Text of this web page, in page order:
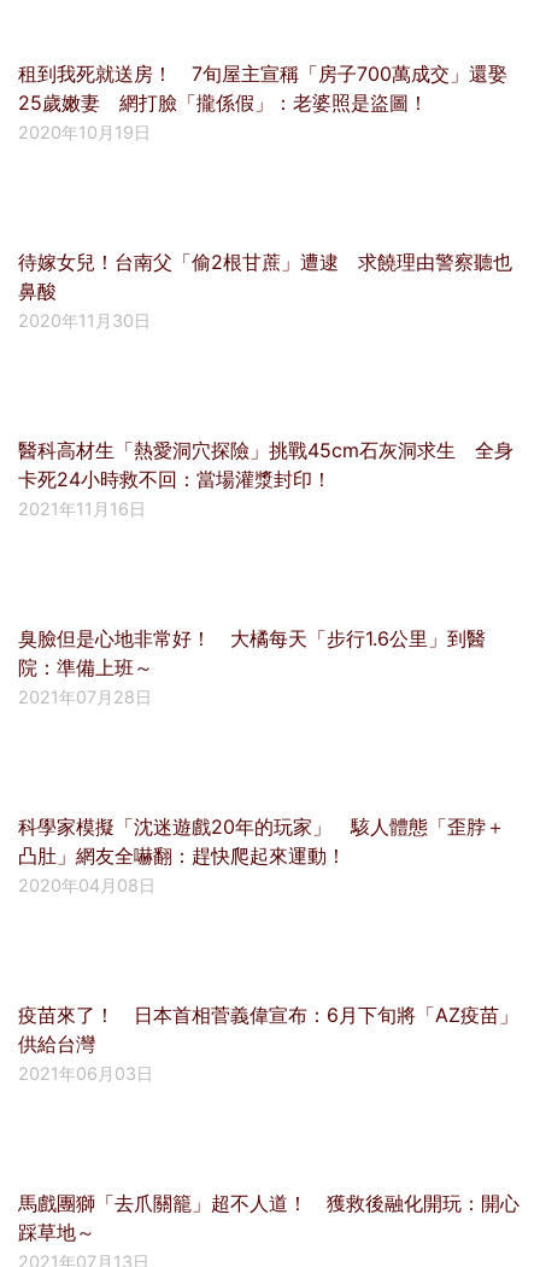
租到我死就送房！ 7旬屋主宣稱「房子700萬成交」還娶
25歲嫩妻 網打臉「攏係假」：老婆照是盜圖！
2020年10月19日
待嫁女兒！台南父「偷2根甘蔗」遭逮 求饒理由警察聽也
鼻酸
2020年11月30日
醫科高材生「熱愛洞穴探險」挑戰45cm石灰洞求生 全身
卡死24小時救不回：當場灌漿封印！
2021年11月16日
臭臉但是心地非常好！ 大橘每天「步行1.6公里」到醫
院：準備上班～
2021年07月28日
科學家模擬「沈迷遊戲20年的玩家」 駭人體態「歪脖＋
凸肚」網友全嚇翻：趕快爬起來運動！
2020年04月08日
疫苗來了！ 日本首相菅義偉宣布：6月下旬將「AZ疫苗」
供給台灣
2021年06月03日
馬戲團獅「去爪關籠」超不人道！ 獲救後融化開玩：開心
踩草地～
2021年07月13日